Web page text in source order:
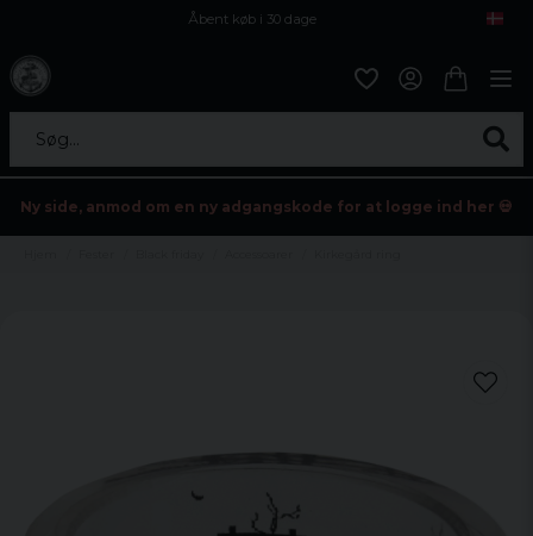
Åbent køb i 30 dage
Søg...
Ny side, anmod om en ny adgangskode for at logge ind her 💀